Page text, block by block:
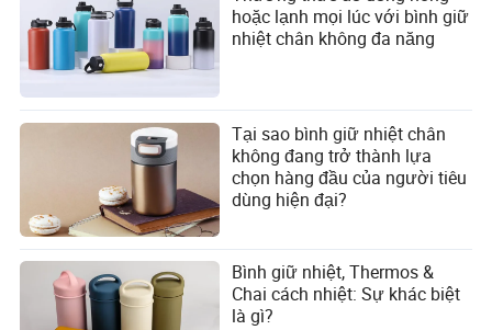
hoặc lạnh mọi lúc với bình giữ
nhiệt chân không đa năng
Tại sao bình giữ nhiệt chân
không đang trở thành lựa
chọn hàng đầu của người tiêu
dùng hiện đại?
Bình giữ nhiệt, Thermos &
Chai cách nhiệt: Sự khác biệt
là gì?